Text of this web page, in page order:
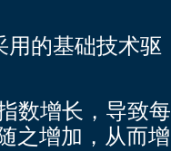
用的基础技术驱
数增长，导致每
之增加，从而增